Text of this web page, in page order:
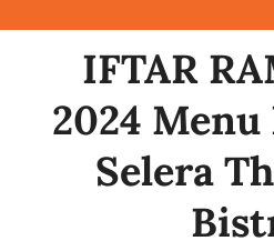
Store Locator
IFTAR
2024
Selera